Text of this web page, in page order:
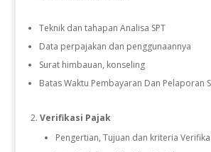
Teknik dan tahapan Analisa SPT
Data perpajakan dan penggunaannya
Surat himbauan, konseling
Batas Waktu Pembayaran Dan Pelaporan
Verifikasi Pajak
Pengertian, Tujuan dan kriteria